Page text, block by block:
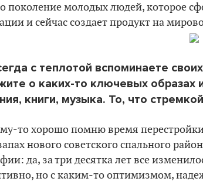
поколение молодых людей, которое
и сейчас создает продукт на
с теплотой вспоминаете
о каких-то ключевых образах
книги, музыка. То, что
то хорошо помню время
нового советского спального
да, за три десятка лет все
но с каким-то оптимизмом,